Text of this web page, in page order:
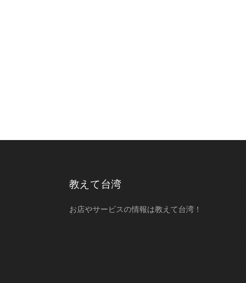
教えて台湾
お店やサービスの情報は教えて台湾！